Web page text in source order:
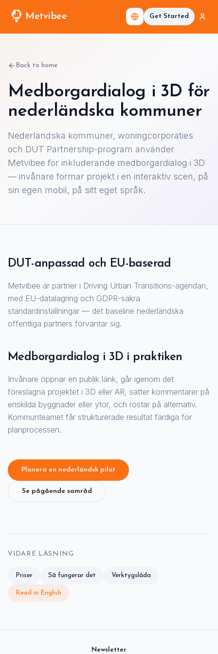
Metvibee Get Started
Back to home
Medborgardialog i 3D för
nederländska kommuner
Nederländska kommuner, woningcorporaties
och DUT Partnership-program använder
Metvibee för inkluderande medborgardialog i 3D
— invånare formar projekt i en interaktiv scen, på
sin egen mobil, på sitt eget språk.
DUT-anpassad och EU-baserad
Metvibee är partner i Driving Urban Transitions-agendan,
med EU-datalagring och GDPR-säkra
standardinställningar — det baseline nederländska
offentliga partners förväntar sig.
Medborgardialog i 3D i praktiken
Invånare öppnar en publik länk, går igenom det
föreslagna projektet i 3D eller AR, sätter kommentarer på
enskilda byggnader eller ytor, och röstar på alternativ.
Kommunteamet får strukturerade resultat färdiga för
planprocessen.
Planera en nederländsk pilot
Se pågående samråd
VIDARE LÄSNING
Priser Så fungerar det Verktygslåda
Read in English
Newsletter